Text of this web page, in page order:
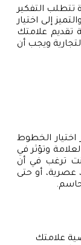
تتطلب التفكير
إلى اختيار
تقديم علامتك
ويجب أن
اختيار الخطوط
وتؤثر في
ترغب في أن
عصرية، أو حتى
علامتك